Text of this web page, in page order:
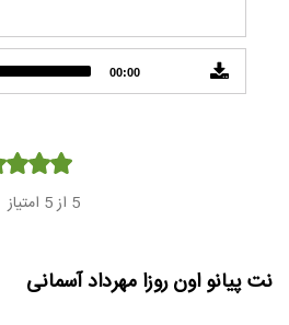
Audio
Player
00:00
5 از 5 امتیاز
نت پیانو اون روزا مهرداد آسمانی